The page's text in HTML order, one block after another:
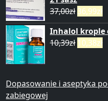
37,00zł 36,99zł
Inhalol krople
10,39zł 10,38zł
Dopasowanie i aseptyka
zabiegowej